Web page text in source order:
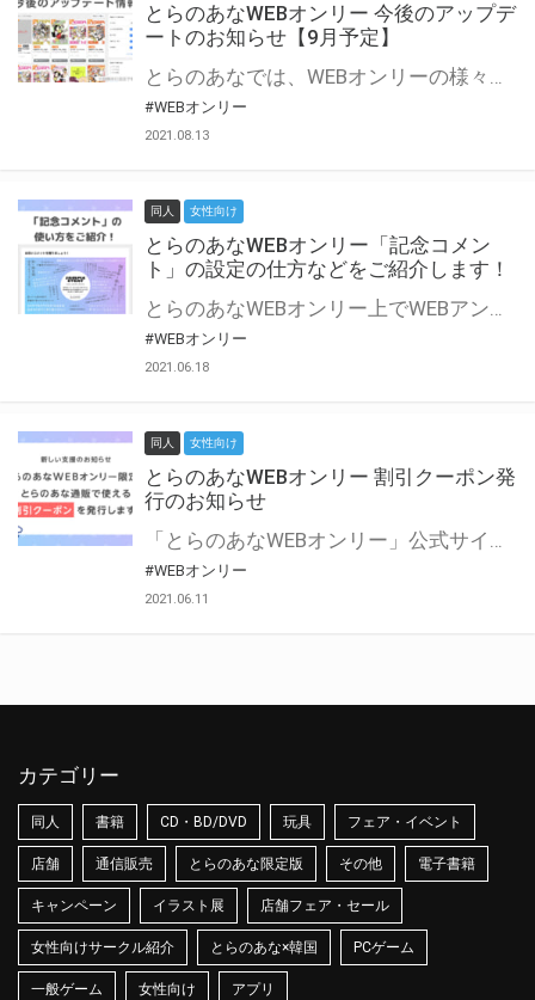
とらのあなWEBオンリー 今後のアップデ
ートのお知らせ【9月予定】
とらのあなでは、WEBオンリーの様々な支援を実施しています。 今回は2021年9月に実装を予定しているアップデート情報についてご紹介いたします。 とらのあなWEBオンリーサイトはこちら
#WEBオンリー
2021.08.13
同人 女性向け
とらのあなWEBオンリー「記念コメン
ト」の設定の仕方などをご紹介します！
とらのあなWEBオンリー上でWEBアンソロジーが作成できる「記念コメント」について、その使い方や作成手順を解説します！ 支援タイプを「サークル参加型」「サークル参加型・マルシェ(イベント会場)機能付き」でお申し込みいただいている主催者様はぜひご活用ください♪ とらのあなWEBオンリーサイトはこちら
#WEBオンリー
2021.06.18
同人 女性向け
とらのあなWEBオンリー 割引クーポン発
行のお知らせ
「とらのあなWEBオンリー」公式サイトでとらのあな通販の「割引クーポン」を配布中！ イベントごとに開催当日限定で使える割引クーポンのシリアルコードを発行します。 とらのあなWEBオンリーのページをチェックして、イベント当日にお得にお買い物を楽しみましょう♪ ※本キャンペーンは予告なく終了する場合がございます。 とらのあなWEBオンリーサイトはこちら
#WEBオンリー
2021.06.11
カテゴリー
同人 書籍 CD・BD/DVD 玩具 フェア・イベント
店舗 通信販売 とらのあな限定版 その他 電子書籍
キャンペーン イラスト展 店舗フェア・セール
女性向けサークル紹介 とらのあな×韓国 PCゲーム
一般ゲーム 女性向け アプリ